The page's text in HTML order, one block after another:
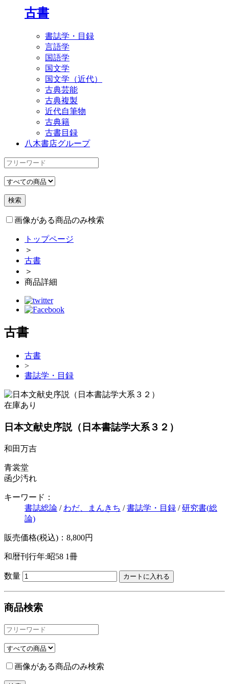
古書
書誌学・目録
言語学
国語学
国文学
国文学（近代）
古典芸能
古典複製
近代自筆物
古典籍
古書目録
八木書店グループ
画像がある商品のみ検索
トップページ
＞
古書
＞
商品詳細
古書
古書
>
書誌学・目録
在庫あり
日本文献史序説（日本書誌学大系３２）
和田万吉
青裳堂
函少汚れ
キーワード：
書誌総論 / わだ、まんきち /書誌学・目録 /研究書(総
論)
販売価格(税込)：8,800円
和暦刊行年:昭58 1冊
数量
商品検索
画像がある商品のみ検索